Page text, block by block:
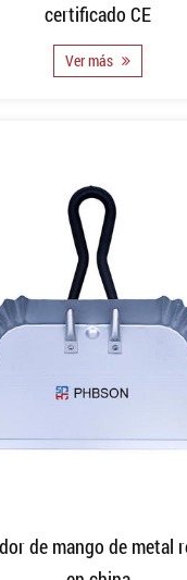
certificado CE
Ver más
de mango de metal